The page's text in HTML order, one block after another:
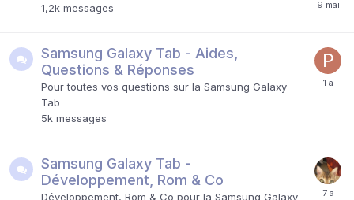
1,2k messages
Samsung Galaxy Tab - Aides,
Questions & Réponses
Pour toutes vos questions sur la Samsung Galaxy
Tab
5k messages
Samsung Galaxy Tab -
Développement, Rom & Co
Développement, Rom & Co pour la Samsung Galaxy